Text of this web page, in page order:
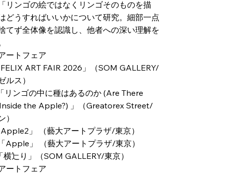
リンゴの絵ではなくリンゴそのものを描
どうすればいいかについて研究。細部一点
てず全体像を認識し、他者への深い理解を
ートフェア
ART FAIR 2026」（SOM GALLERY/
ルス）
リンゴの中に種はあるのか (Are There
the Apple?) 」（Greatorex Street/
）
」 （藝大アートプラザ/東京）
Apple」 （藝大アートプラザ/東京）
辷り」（SOM GALLERY/東京）
ートフェア